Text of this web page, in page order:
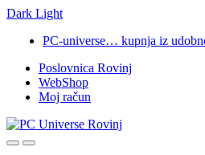
Dark Light
navigation
content
PC-universe… kupnja iz
Poslovnica Rovinj
WebShop
Moj račun
OpenClose